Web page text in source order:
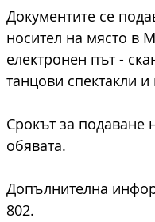
Документите се
носител на място в
електронен път -
танцови спектакли
Срокът за подаване
обявата.
Допълнителна
802.